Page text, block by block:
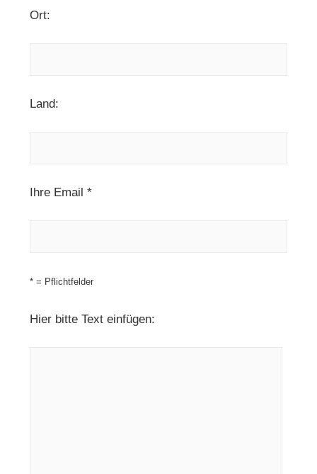
Ort:
Land:
Ihre Email *
* = Pflichtfelder
Hier bitte Text einfügen: